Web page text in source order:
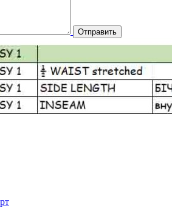
Отправить